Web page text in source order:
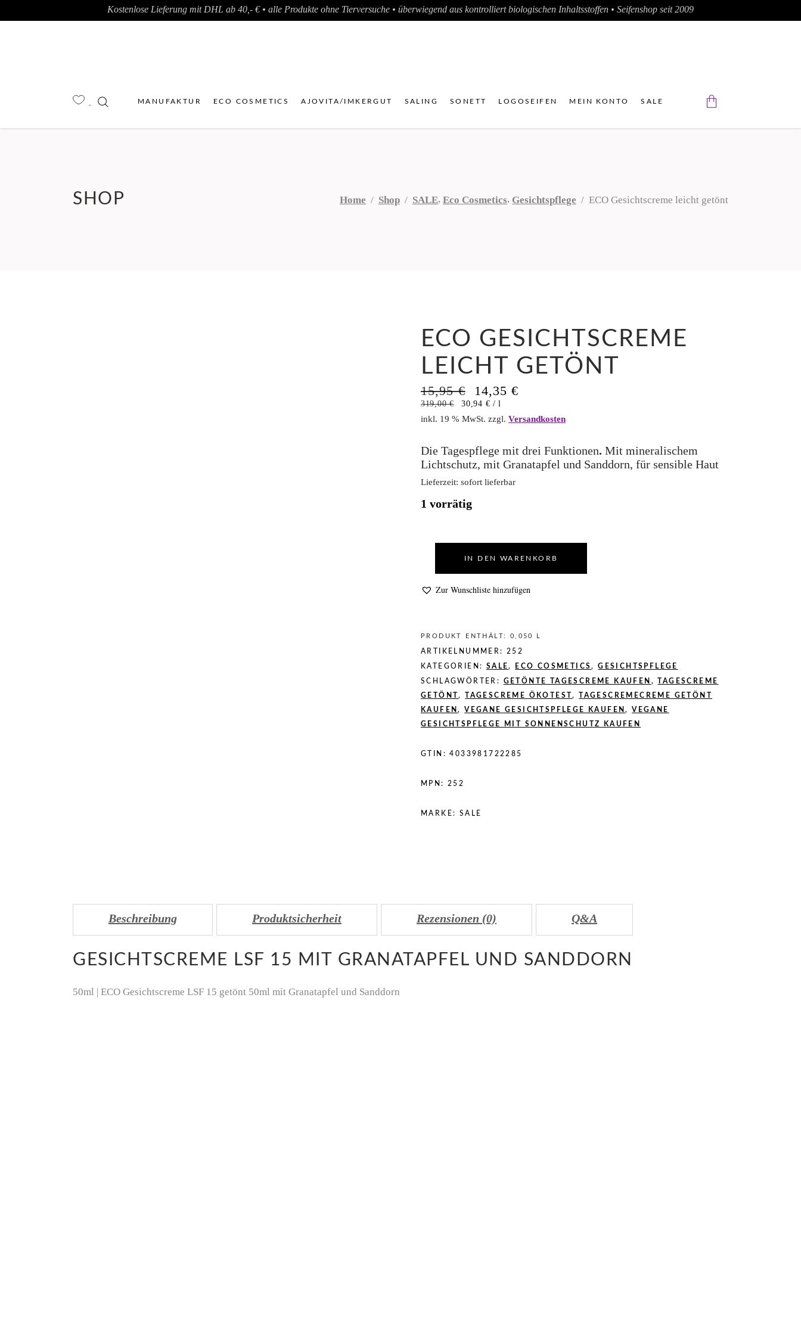
Kostenlose Lieferung mit DHL ab 40,- € • alle Produkte ohne Tierversuche • überwiegend aus kontrolliert biologischen Inhaltsstoffen • Seifenshop seit 2009
MANUFAKTUR ECO COSMETICS AJOVITA/IMKERGUT SALING SONETT LOGOSEIFEN MEIN KONTO SALE
SHOP Home / Shop / SALE, Eco Cosmetics, Gesichtspflege / ECO Gesichtscreme leicht getönt
ECO GESICHTSCREME
LEICHT GETÖNT
15,95€
Ursprünglicher
Preis
war:
14,35€
ist:
319,00€ 30,94 € /l
inkl. 19 % MwSt. zzgl. Versandkosten
Die Tagespflege mit drei Funktionen. Mit mineralischem
Lichtschutz, mit Granatapfel und Sanddorn, für sensible Haut
Lieferzeit: sofort lieferbar
1 vorrätig
IN DEN WARENKORB
Zur Wunschliste hinzufügen
PRODUKT ENTHÄLT: 0,050
ARTIKELNUMMER: 252
KATEGORIEN: SALE, ECO COSMETICS,GESICHTSPFLEGE
SCHLAGWÖRTER: GETÖNTE TAGESCREME KAUFEN ,TAGESCREME
GETÖNT,TAGESCREME ÖKOTEST,TAGESCREMECREME GETÖNT
KAUFEN,VEGANE GESICHTSPFLEGE KAUFEN,VEGANE
GESICHTSPFLEGE MIT SONNENSCHUTZ KAUFEN
GTIN:4033981722285
MPN: 252
MARKE: SALE
Beschreibung Produktsicherheit Rezensionen (0) Q&A
GESICHTSCREME LSF 15 MIT GRANATAPFEL UND SANDDORN
50ml | ECO Gesichtscreme LSF 15 getönt 50ml mit Granatapfel und Sanddorn